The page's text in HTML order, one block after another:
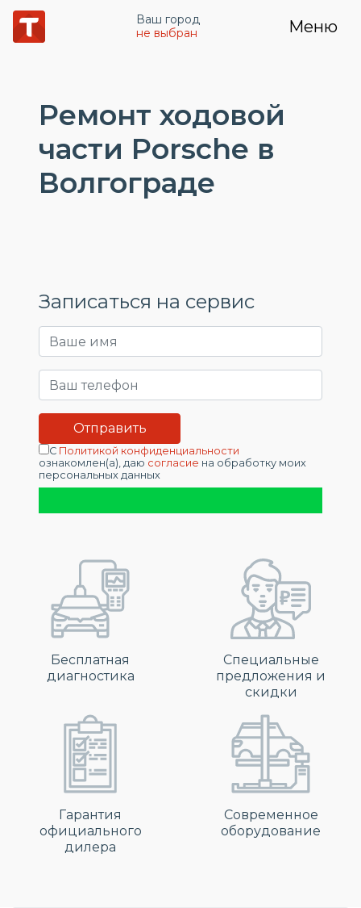
Ваш город
не выбран
Меню
Ремонт ходовой
части Porsche в
Волгограде
Записаться на сервис
С Политикой конфиденциальности
ознакомлен(а), даю согласие на обработку моих
персональных данных
Бесплатная
диагностика
Специальные
предложения и
скидки
Гарантия
официального
дилера
Современное
оборудование